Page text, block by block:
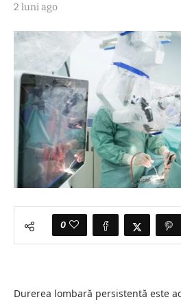
2 luni ago
0
Durerea lombară persistentă este